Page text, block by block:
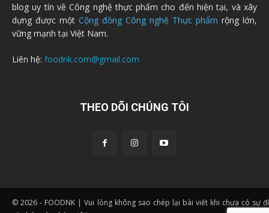
blog uy tín về Công nghệ thực phẩm cho đến hiện tại, và xây
dựng được một Cộng đồng Công nghệ Thực phẩm rộng lớn,
vững mạnh tại Việt Nam.
Liên hệ: foodnk.com@gmail.com
THEO DÕI CHÚNG TÔI
© 2026 - FOODNK | Vui lòng không sao chép lại bài viết khi chưa có sự